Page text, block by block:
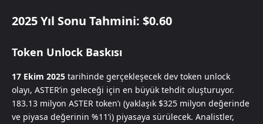
2025 Yıl Sonu Tahmini: $0.60
Token Unlock Baskısı
17 Ekim 2025 tarihinde gerçekleşecek dev token unlock
olayı, ASTER’in geleceği için en büyük tehdit oluşturuyor.
183.13 milyon ASTER token’ı (yaklaşık $325 milyon değerinde
ve piyasa değerinin %11’i) piyasaya sürülecek. Analistler,